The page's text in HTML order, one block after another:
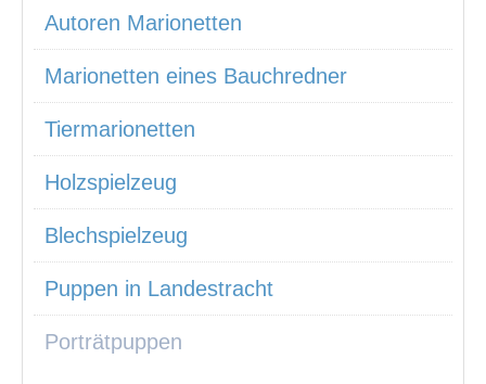
Autoren Marionetten
Marionetten eines Bauchredner
Tiermarionetten
Holzspielzeug
Blechspielzeug
Puppen in Landestracht
Porträtpuppen